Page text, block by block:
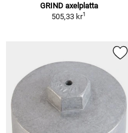
GRIND axelplatta
505,33 kr1